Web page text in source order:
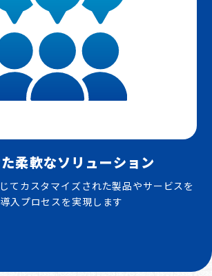
柔軟なソリューション
てカスタマイズされた製品やサービスを
入プロセスを実現します